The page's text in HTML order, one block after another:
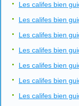
Les califes bien
Les califes bien
Les califes bien
Les califes bien
Les califes bien
Les califes bien
Les califes bien